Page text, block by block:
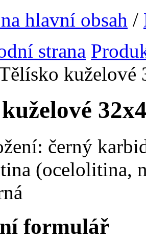
hlavní obsah /
strana
kuželové
černý
(ocelolitina,
formulář